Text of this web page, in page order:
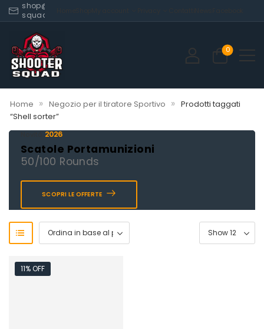
shop@shooter-
squad.com
0
Home » Negozio per il tiratore Sportivo » Prodotti taggati
“Shell sorter”
2026
Scatole Portamunizioni
50/100 Rounds
SCOPRI LE OFFERTE
11% OFF